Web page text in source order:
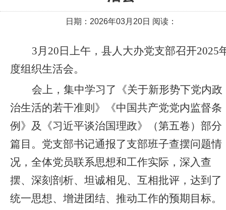
日期：2026年03月20日 阅读：
3月20日上午，县人大办党支部召开2025
度组织生活会。
会上，集中学习了《关于新形势下党内政
治生活的若干准则》《中国共产党党内监督条
例》及《习近平谈治国理政》（第五卷）部分
篇目。党支部书记通报了支部班子查摆问题情
况，全体党员联系思想和工作实际，深入查
摆、深刻剖析、坦诚相见、互相批评，达到了
统一思想、增进团结、推动工作的预期目标。